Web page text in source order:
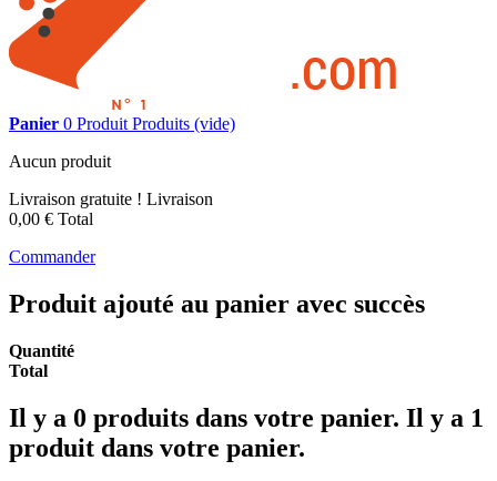
Panier 0 Produit Produits (vide)
Aucun produit
Livraison gratuite ! Livraison
0,00 € Total
Commander
Produit ajouté au panier avec succès
Quantité
Total
Il y a 0 produits dans votre panier. Il y a 1
produit dans votre panier.